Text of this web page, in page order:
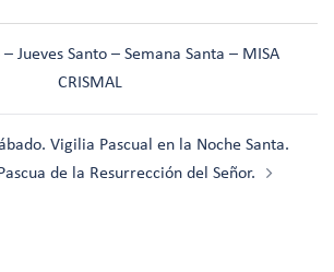
Jueves Santo – Semana Santa – MISA
CRISMAL
Vigilia Pascual en la Noche Santa.
de la Resurrección del Señor.